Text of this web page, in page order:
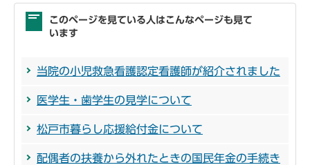
このページを見ている人はこんなページも見て
います
当院の小児救急看護認定看護師が紹介されました
医学生・歯学生の見学について
松戸市暮らし応援給付金について
配偶者の扶養から外れたときの国民年金の手続き